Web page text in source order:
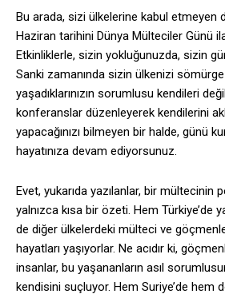
Bu arada, sizi ülkelerine kabul etmeyen
Haziran tarihini Dünya Mülteciler Günü
Etkinliklerle, sizin yokluğunuzda, sizin
Sanki zamanında sizin ülkenizi
yaşadıklarınızın sorumlusu kendileri
konferanslar düzenleyerek kendilerini
yapacağınızı bilmeyen bir halde, günü
hayatınıza devam ediyorsunuz.
Evet, yukarıda yazılanlar, bir mültecinin
yalnızca kısa bir özeti. Hem Türkiye’de
de diğer ülkelerdeki mülteci ve
hayatları yaşıyorlar. Ne acıdır ki,
insanlar, bu yaşananların asıl
kendisini suçluyor. Hem Suriye’de hem